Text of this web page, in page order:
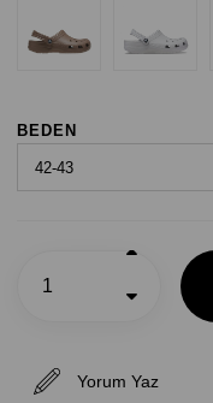
BEDEN
Yorum Yaz